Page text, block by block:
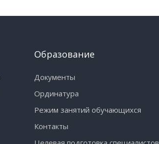
Образование
Документы
Ординатура
Режим занятий обучающихся
Контакты